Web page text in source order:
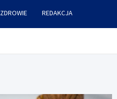
ZDROWIE REDAKCJA